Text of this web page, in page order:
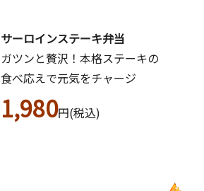
サーロインステーキ弁当
ガツンと贅沢！本格ステーキの
食べ応えで元気をチャージ
1,980円(税込)